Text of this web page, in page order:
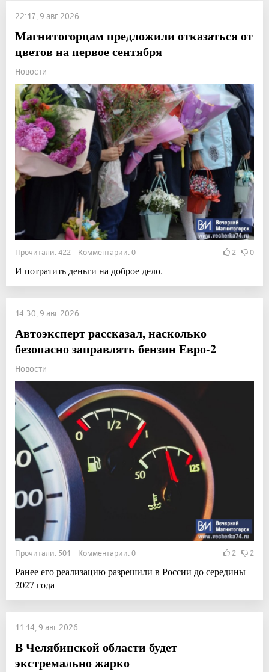
22:17, 9 авг 2026
Магнитогорцам предложили отказаться от
цветов на первое сентября
Новости
Прочитали: 422 Комментарии: 0 2 0
И потратить деньги на доброе дело.
14:30, 9 авг 2026
Автоэксперт рассказал, насколько
безопасно заправлять бензин Евро-2
Новости
Прочитали: 501 Комментарии: 0 2 2
Ранее его реализацию разрешили в России до середины
2027 года
11:14, 9 авг 2026
В Челябинской области будет
экстремально жарко